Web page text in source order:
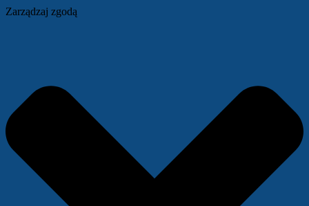
Zarządzaj zgodą